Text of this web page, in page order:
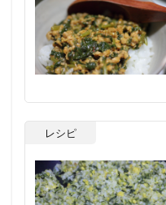
レシピ